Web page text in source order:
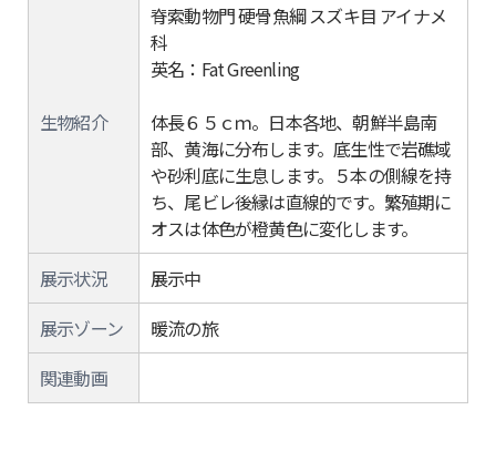
生物紹介
脊索動物門 硬骨魚綱 スズキ目 アイナメ
科
英名：Fat Greenling
体長６５ｃｍ。日本各地、朝鮮半島南
部、黄海に分布します。底生性で岩礁域
や砂利底に生息します。５本の側線を持
ち、尾ビレ後縁は直線的です。繁殖期に
オスは体色が橙黄色に変化します。
展示状況
展示中
展示ゾーン
暖流の旅
関連動画